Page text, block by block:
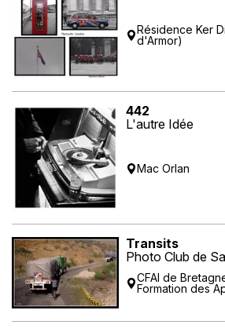
Résidence Ker
d'Armor)
442
L'autre Idée
Mac Orlan
Transits
Photo Club de
CFAI de
Formation des